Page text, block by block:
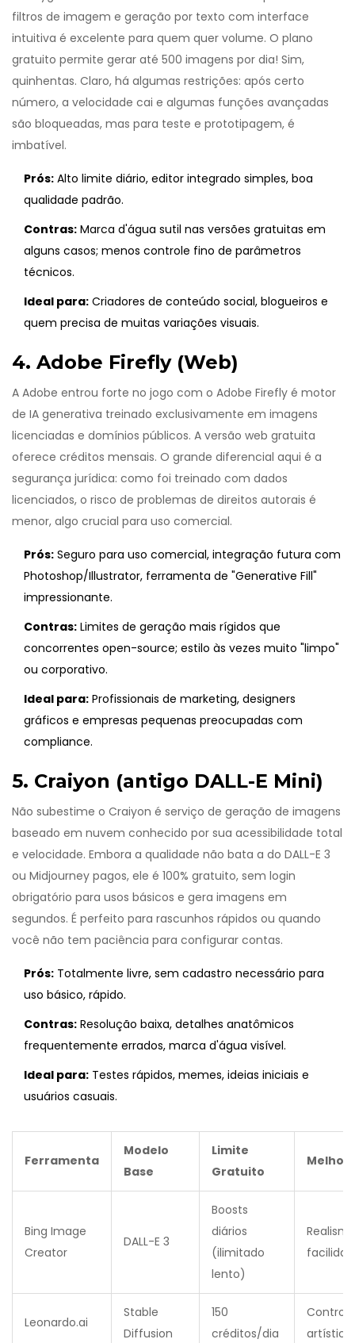
filtros de imagem e geração por texto com interface
intuitiva é excelente para quem quer volume. O plano
gratuito permite gerar até 500 imagens por dia! Sim,
quinhentas. Claro, há algumas restrições: após certo
número, a velocidade cai e algumas funções avançadas
são bloqueadas, mas para teste e prototipagem, é
imbatível.
Prós: Alto limite diário, editor integrado simples, boa
qualidade padrão.
Contras: Marca d'água sutil nas versões gratuitas em
alguns casos; menos controle fino de parâmetros
técnicos.
Ideal para: Criadores de conteúdo social, blogueiros e
quem precisa de muitas variações visuais.
4. Adobe Firefly (Web)
A Adobe entrou forte no jogo com o Adobe Firefly é motor
de IA generativa treinado exclusivamente em imagens
licenciadas e domínios públicos. A versão web gratuita
oferece créditos mensais. O grande diferencial aqui é a
segurança jurídica: como foi treinado com dados
licenciados, o risco de problemas de direitos autorais é
menor, algo crucial para uso comercial.
Prós: Seguro para uso comercial, integração futura com
Photoshop/Illustrator, ferramenta de "Generative Fill"
impressionante.
Contras: Limites de geração mais rígidos que
concorrentes open-source; estilo às vezes muito "limpo"
ou corporativo.
Ideal para: Profissionais de marketing, designers
gráficos e empresas pequenas preocupadas com
compliance.
5. Craiyon (antigo DALL-E Mini)
Não subestime o Craiyon é serviço de geração de imagens
baseado em nuvem conhecido por sua acessibilidade total
e velocidade. Embora a qualidade não bata a do DALL-E 3
ou Midjourney pagos, ele é 100% gratuito, sem login
obrigatório para usos básicos e gera imagens em
segundos. É perfeito para rascunhos rápidos ou quando
você não tem paciência para configurar contas.
Prós: Totalmente livre, sem cadastro necessário para
uso básico, rápido.
Contras: Resolução baixa, detalhes anatômicos
frequentemente errados, marca d'água visível.
Ideal para: Testes rápidos, memes, ideias iniciais e
usuários casuais.
Ferramenta
Modelo
Base
Limite
Gratuito
Melhor
Bing Image
Creator
DALL-E 3
Boosts
diários
(ilimitado
lento)
Leonardo.ai
Stable
Diffusion
150
créditos/dia
Controle
artístico